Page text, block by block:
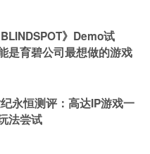
BLINDSPOT》Demo试
是育碧公司最想做的游戏
永恒测评：高达IP游戏一
法尝试